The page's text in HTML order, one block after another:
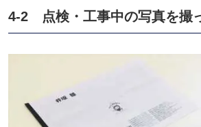
4-2 点検・工事中の写真を撮